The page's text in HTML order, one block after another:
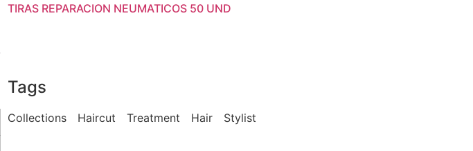
TIRAS REPARACION NEUMATICOS 50 UND
Tags
Collections Haircut Treatment Hair Stylist